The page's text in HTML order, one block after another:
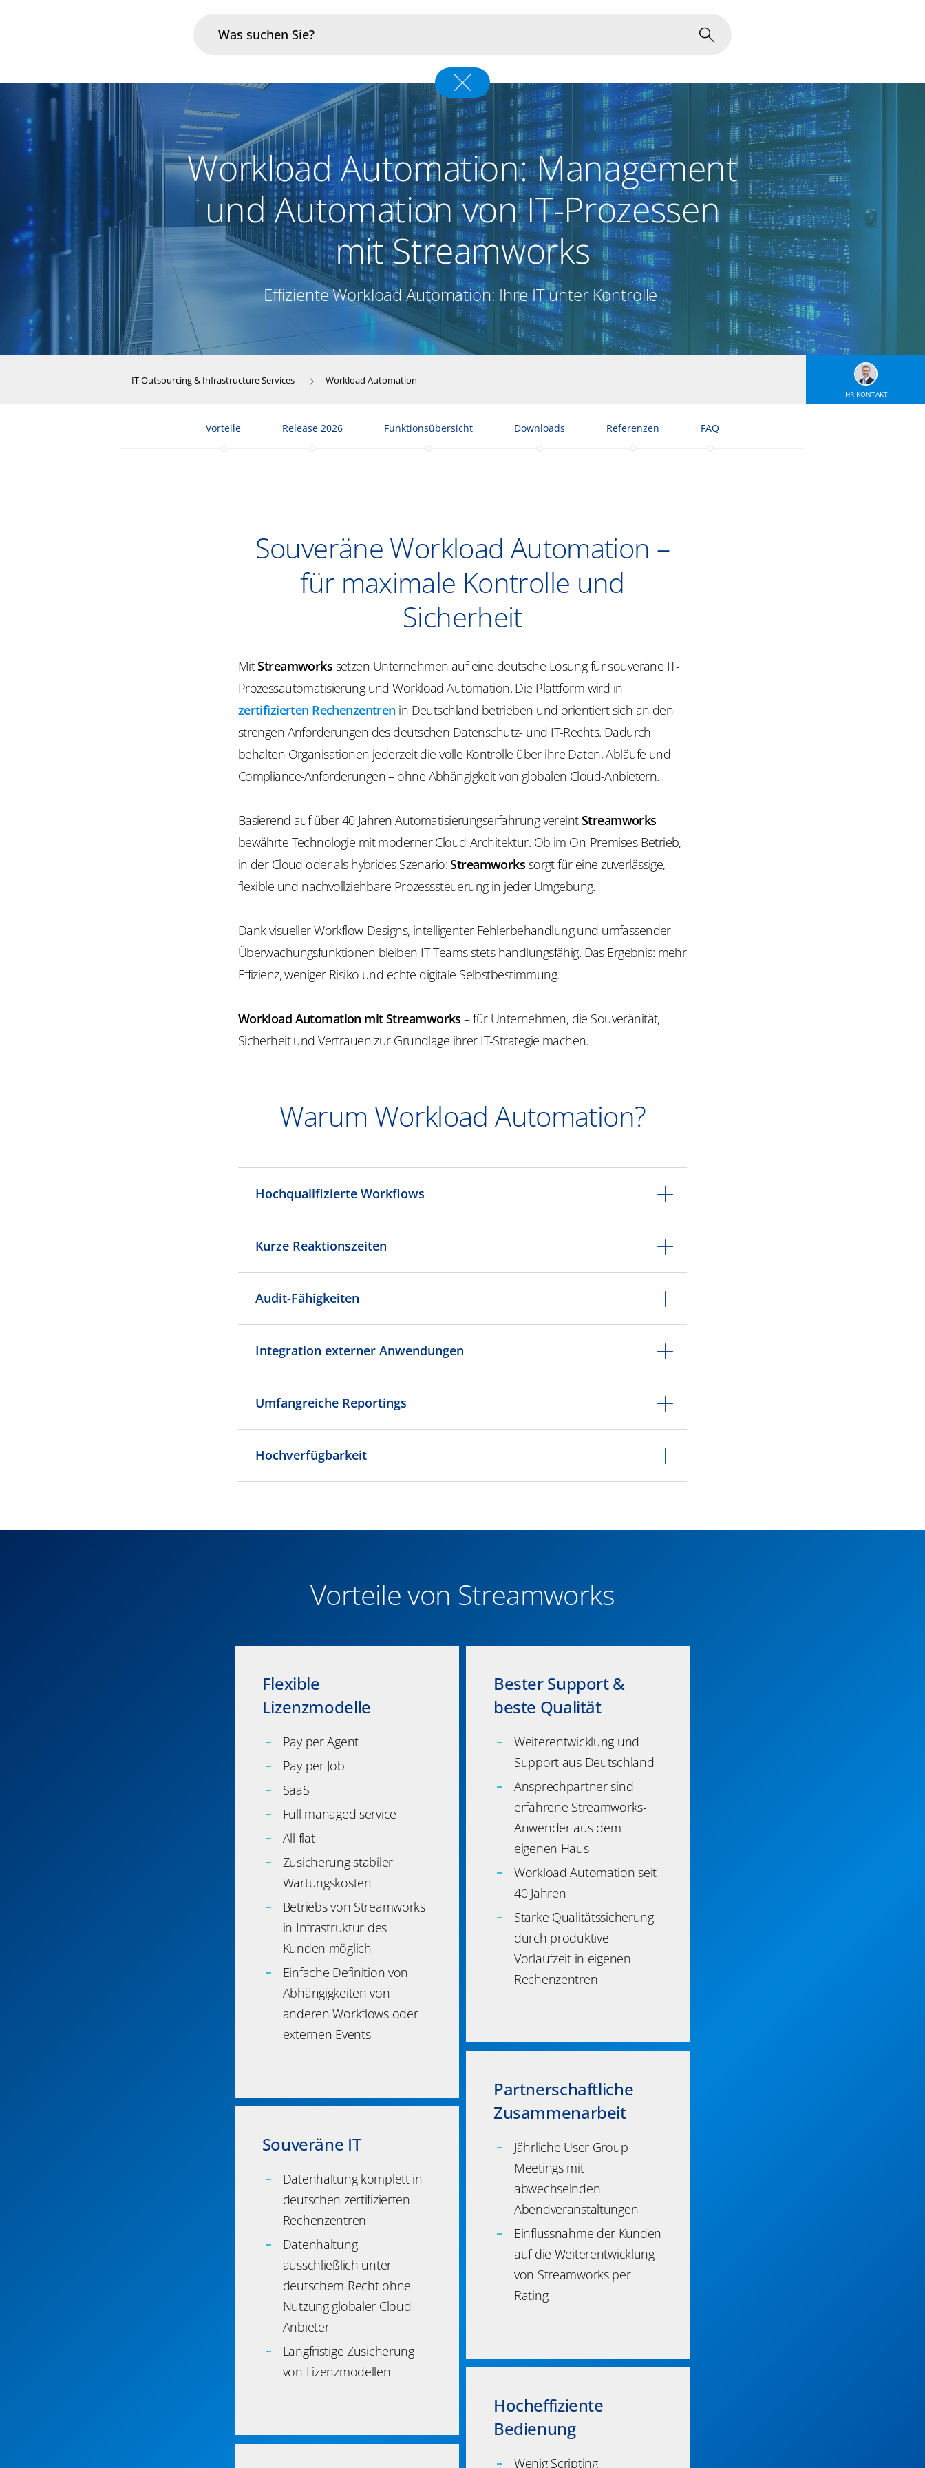
Branchen
Im Fokus
Über uns
Karriere
Workload Automation: Management
und Automation von IT-Prozessen
mit Streamworks
Effiziente Workload Automation: Ihre IT unter Kontrolle
IT Outsourcing & Infrastructure Services Workload Automation
IHR KONTAKT
Vorteile Release 2026 Funktionsübersicht Downloads Referenzen FAQ
Souveräne Workload Automation –
für maximale Kontrolle und
Sicherheit
MitStreamworks setzen Unternehmen auf eine deutsche Lösung für souveräne IT-
Prozessautomatisierung und Workload Automation. Die Plattform wird in
zertifizierten Rechenzentren in Deutschland betrieben und orientiert sich an den
strengen Anforderungen des deutschen Datenschutz- und IT-Rechts. Dadurch
behalten Organisationen jederzeit die volle Kontrolle über ihre Daten, Abläufe und
Compliance-Anforderungen – ohne Abhängigkeit von globalen Cloud-Anbietern.
Basierend auf über 40 Jahren Automatisierungserfahrung vereintStreamworks
bewährte Technologie mit moderner Cloud-Architektur. Ob im On-Premises-Betrieb,
in der Cloud oder als hybrides Szenario:Streamworks sorgt für eine zuverlässige,
flexible und nachvollziehbare Prozesssteuerung in jeder Umgebung.
Dank visueller Workflow-Designs, intelligenter Fehlerbehandlung und umfassender
Überwachungsfunktionen bleiben IT-Teams stets handlungsfähig. Das Ergebnis: mehr
Effizienz, weniger Risiko und echte digitale Selbstbestimmung.
Workload Automation mit Streamworks – für Unternehmen, die Souveränität,
Sicherheit und Vertrauen zur Grundlage ihrer IT-Strategie machen.
Warum Workload Automation?
Hochqualifizierte Workflows
Kurze Reaktionszeiten
Audit-Fähigkeiten
Integration externer Anwendungen
Umfangreiche Reportings
Hochverfügbarkeit
Vorteile von Streamworks
Flexible
Lizenzmodelle
Pay per Agent
Pay per Job
SaaS
Full managed service
All flat
Zusicherung stabiler
Wartungskosten
Betriebs von Streamworks
in Infrastruktur des
Kunden möglich
Einfache Definition von
Abhängigkeiten von
anderen Workflows oder
externen Events
Bester Support &
beste Qualität
Weiterentwicklung und
Support aus Deutschland
Ansprechpartner sind
erfahrene Streamworks-
Anwender aus dem
eigenen Haus
Workload Automation seit
40 Jahren
Starke Qualitätssicherung
durch produktive
Vorlaufzeit in eigenen
Rechenzentren
Partnerschaftliche
Zusammenarbeit
Jährliche User Group
Meetings mit
abwechselnden
Abendveranstaltungen
Einflussnahme der Kunden
auf die Weiterentwicklung
von Streamworks per
Rating
Souveräne IT
Datenhaltung komplett in
deutschen zertifizierten
Rechenzentren
Datenhaltung
ausschließlich unter
deutschem Recht ohne
Nutzung globaler Cloud-
Anbieter
Langfristige Zusicherung
von Lizenzmodellen
Hocheffiziente
Bedienung
Wenig Scripting